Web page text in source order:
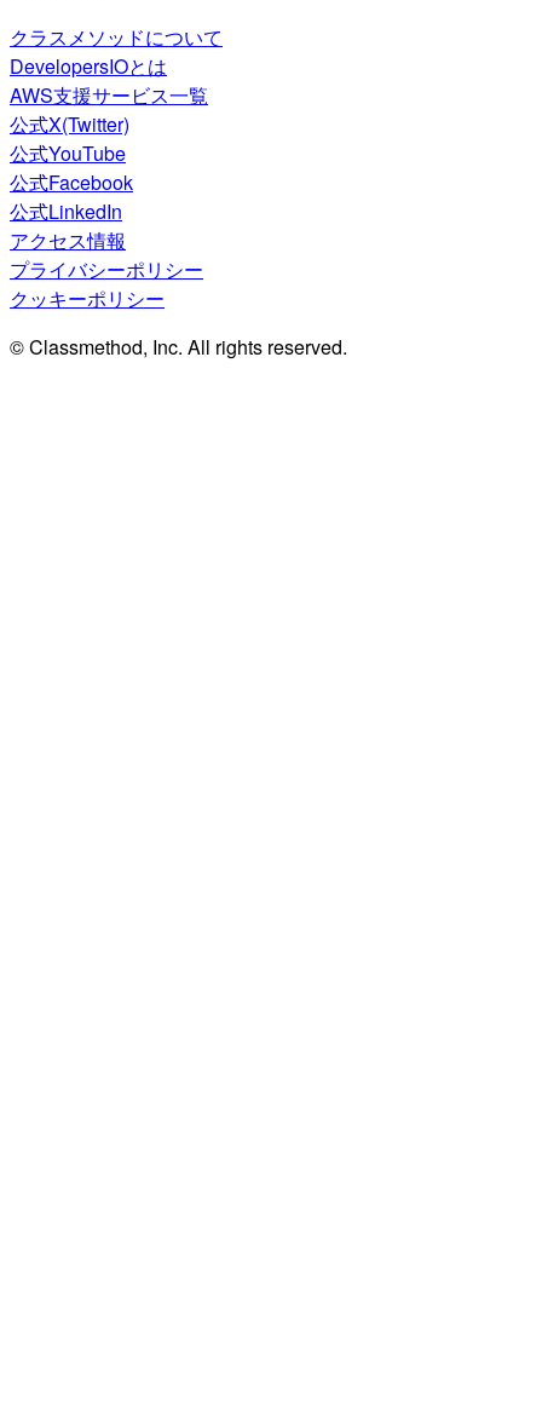
クラスメソッドについて
DevelopersIOとは
AWS支援サービス一覧
公式X(Twitter)
公式YouTube
公式Facebook
公式LinkedIn
アクセス情報
プライバシーポリシー
クッキーポリシー
© Classmethod, Inc. All rights reserved.